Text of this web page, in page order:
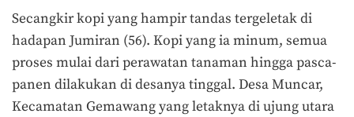
Secangkir kopi yang hampir tandas tergeletak di
hadapan Jumiran (56). Kopi yang ia minum, semua
proses mulai dari perawatan tanaman hingga pasca-
panen dilakukan di desanya tinggal. Desa Muncar,
Kecamatan Gemawang yang letaknya di ujung utara